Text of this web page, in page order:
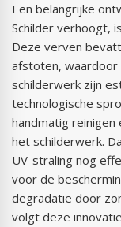
Een belangrijke
Schilder verhoogt,
Deze verven
afstoten, waardoor
schilderwerk zijn
technologische
handmatig reinigen
het schilderwerk.
UV-straling nog
voor de
degradatie door
volgt deze